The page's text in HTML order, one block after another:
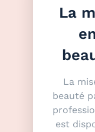
La
La
beauté
est